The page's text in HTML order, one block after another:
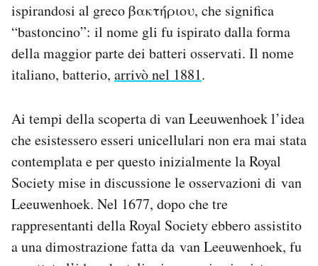
ispirandosi al greco βακτήριου, che significa
“bastoncino”: il nome gli fu ispirato dalla forma
della maggior parte dei batteri osservati. Il nome
italiano, batterio, arrivò nel 1881.
Ai tempi della scoperta di van Leeuwenhoek l’idea
che esistessero esseri unicellulari non era mai stata
contemplata e per questo inizialmente la Royal
Society mise in discussione le osservazioni di van
Leeuwenhoek. Nel 1677, dopo che tre
rappresentanti della Royal Society ebbero assistito
a una dimostrazione fatta da van Leeuwenhoek, fu